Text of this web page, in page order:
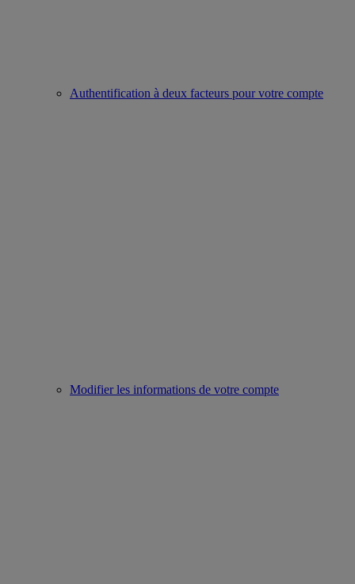
Authentification à deux facteurs pour votre compte
Modifier les informations de votre compte